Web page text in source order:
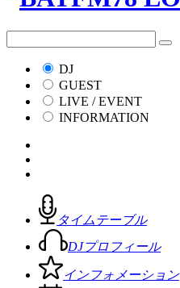
DJ
GUEST
LIVE / EVENT
INFORMATION
タイムテーブル
DJプロフィール
インフォメーション